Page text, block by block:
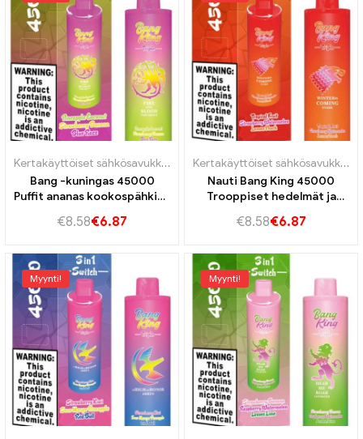
Kertakäyttöiset sähkösavukkeet Portugali ,Kertakäyttöiset e-
Bang -kuningas 45000
Puffit ananas kookospähkinä
vertaansa vailla olevalle
€8.58€6.87
Kertakäyttöiset sähkösavukkeet Portugali
Nauti Bang King 45000
Trooppiset hedelmät ja
sitruuna persikka,Valtava
hedelmäkokemus
€8.58€6.87
Myynti! Myynti!